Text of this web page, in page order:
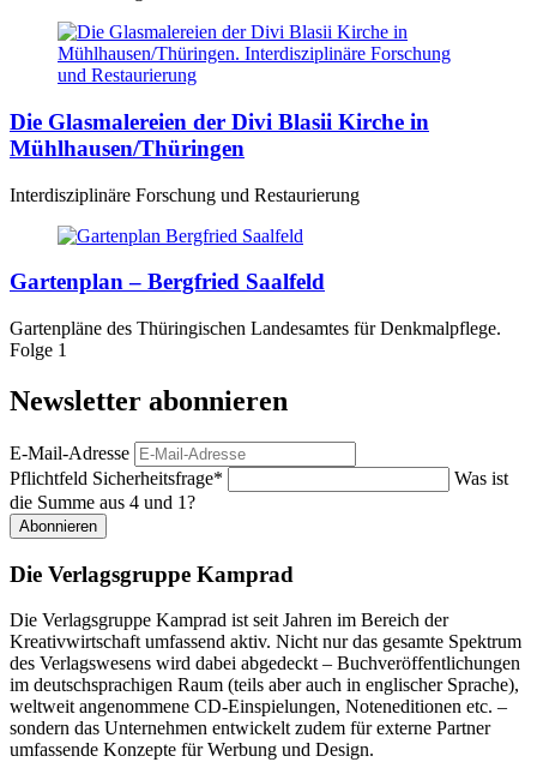
Die Glasmalereien der Divi Blasii Kirche in
Mühlhausen/Thüringen
Interdisziplinäre Forschung und Restaurierung
Gartenplan – Bergfried Saalfeld
Gartenpläne des Thüringischen Landesamtes für Denkmalpflege.
Folge 1
Newsletter abonnieren
E-Mail-Adresse
Pflichtfeld Sicherheitsfrage*
Was ist
die Summe aus 4 und 1?
Abonnieren
Die Verlagsgruppe Kamprad
Die Verlagsgruppe Kamprad ist seit Jahren im Bereich der
Kreativwirtschaft umfassend aktiv. Nicht nur das gesamte Spektrum
des Verlagswesens wird dabei abgedeckt – Buchveröffentlichungen
im deutschsprachigen Raum (teils aber auch in englischer Sprache),
weltweit angenommene CD-Einspielungen, Noteneditionen etc. –
sondern das Unternehmen entwickelt zudem für externe Partner
umfassende Konzepte für Werbung und Design.